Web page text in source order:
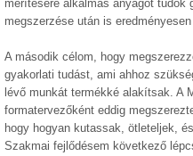
merítésére alkalmas anyagot tudok
megszerzése után is
A második célom, hogy
gyakorlati tudást, ami ahhoz
lévő munkát termékké alakítsak. A
formatervezőként eddig
hogy hogyan kutassak, ötleteljek,
Szakmai fejlődésem következő